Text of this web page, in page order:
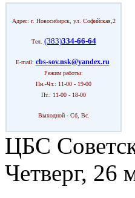
Адрес: г. Новосибирск, ул. Софийская,2
Тел. (383)334-66-64
E-mail: cbs-sov.nsk@yandex.ru
Режим работы:
Пн.-Чт.: 11-00 - 19-00
Пт.: 11-00 - 18-00
Выходной - Сб, Вс.
ЦБС
Четверг, 26